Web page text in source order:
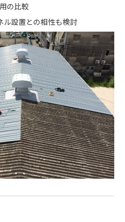
の比較
ル設置との相性も検討